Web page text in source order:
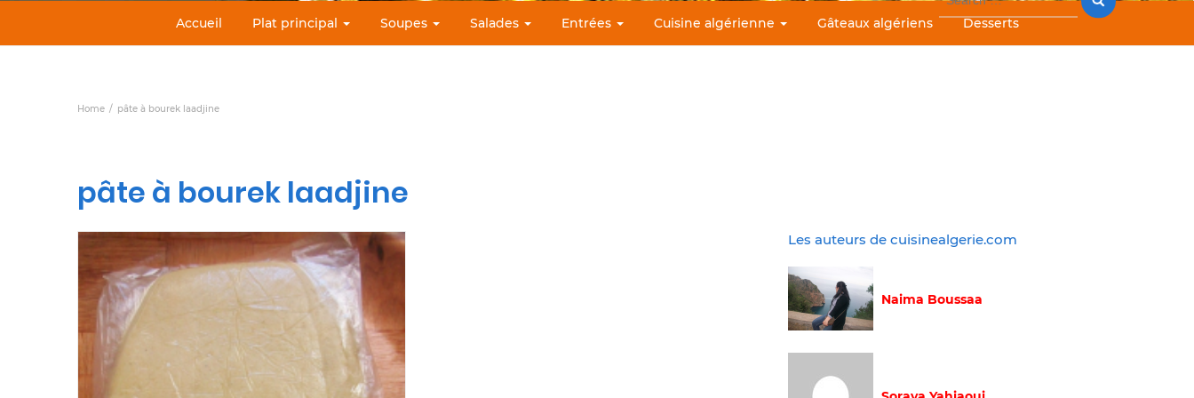
Accueil Plat principal Soupes Salades Entrées Cuisine algérienne Gâteaux algériens Desserts
Home pâte à bourek laadjine
pâte à bourek laadjine
Les auteurs de cuisinealgerie.com
Naima Boussaa